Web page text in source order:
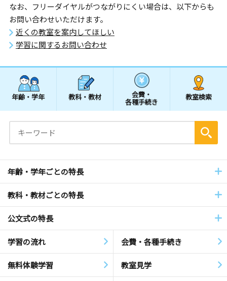
なお、フリーダイヤルがつながりにくい場合は、以下からも
お問い合わせいただけます。
近くの教室を案内してほしい
学習に関するお問い合わせ
年齢・学年 教科・教材 会費・
各種手続き
教室検索
年齢・学年ごとの特長
教科・教材ごとの特長
公文式の特長
学習の流れ 会費・各種手続き
無料体験学習 教室見学